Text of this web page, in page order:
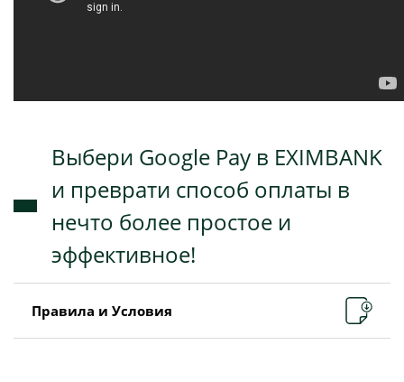
Выбери Google Pay в EXIMBANK
и преврати способ оплаты в
нечто более простое и
эффективное!
Правила и Условия